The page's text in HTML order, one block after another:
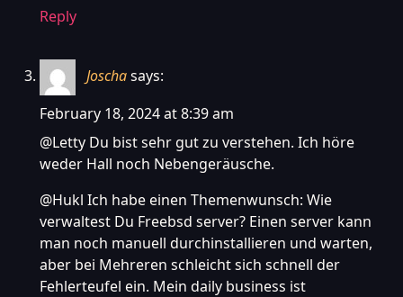
Reply
Joschasays:
February 18, 2024 at 8:39 am
@Letty Du bist sehr gut zu verstehen. Ich höre
weder Hall noch Nebengeräusche.
@Hukl Ich habe einen Themenwunsch: Wie
verwaltest Du Freebsd server? Einen server kann
man noch manuell durchinstallieren und warten,
aber bei Mehreren schleicht sich schnell der
Fehlerteufel ein. Mein daily business ist